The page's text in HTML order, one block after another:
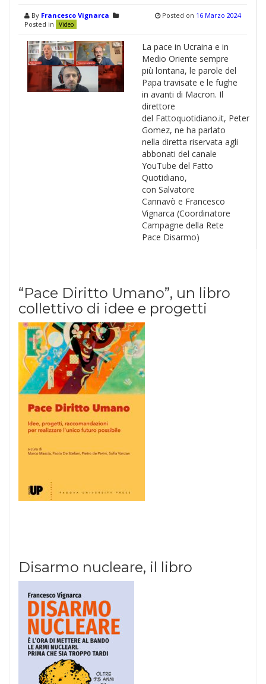
By Francesco Vignarca
Posted in
Video
Posted on 16 Marzo 2024
La pace in Ucraina e in
Medio Oriente sempre
più lontana, le parole del
Papa travisate e le fughe
in avanti di Macron. Il
direttore
del Fattoquotidiano.it, Peter
Gomez, ne ha parlato
nella diretta riservata agli
abbonati del canale
YouTube del Fatto
Quotidiano,
con Salvatore
Cannavò e Francesco
Vignarca (Coordinatore
Campagne della Rete
Pace Disarmo)
“Pace Diritto Umano”, un libro
collettivo di idee e progetti
Disarmo nucleare, il libro